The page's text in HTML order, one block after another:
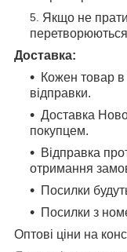
Якщо не
Доставка:
Кожен товар в
відправки.
Доставка
покупцем.
Відправка
отримання
Посилки
Посилки з
Оптові ціни на